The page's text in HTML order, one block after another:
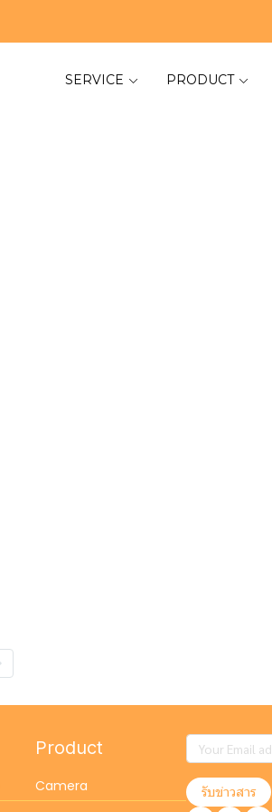
SERVICE PRODUCT
Product
Camera
รับข่าวสาร